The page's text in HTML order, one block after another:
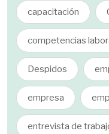
capacitación
competencias
Despidos
empresa
entrevista de